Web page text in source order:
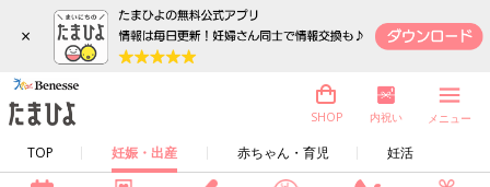
×
TOP 妊娠・出産 赤ちゃん・育児 妊活
SHOP 内祝い メニュー